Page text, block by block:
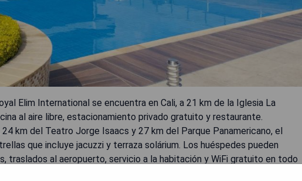
Elim International se encuentra en Cali, a 21 km de la Iglesia La
al aire libre, estacionamiento privado gratuito y restaurante.
km del Teatro Jorge Isaacs y 27 km del Parque Panamericano, el
que incluye jacuzzi y terraza solárium. Los huéspedes pueden
traslados al aeropuerto, servicio a la habitación y WiFi gratuito en todo
La Iglesia Nuestra Señora de la Merced y el Parque del